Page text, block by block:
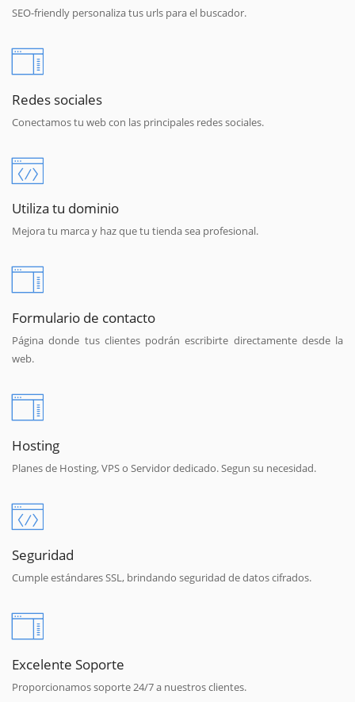
SEO-friendly personaliza tus urls para el buscador.
Redes sociales
Conectamos tu web con las principales redes sociales.
Utiliza tu dominio
Mejora tu marca y haz que tu tienda sea profesional.
Formulario de contacto
Página donde tus clientes podrán escribirte directamente desde la
web.
Hosting
Planes de Hosting, VPS o Servidor dedicado. Segun su necesidad.
Seguridad
Cumple estándares SSL, brindando seguridad de datos cifrados.
Excelente Soporte
Proporcionamos soporte 24/7 a nuestros clientes.